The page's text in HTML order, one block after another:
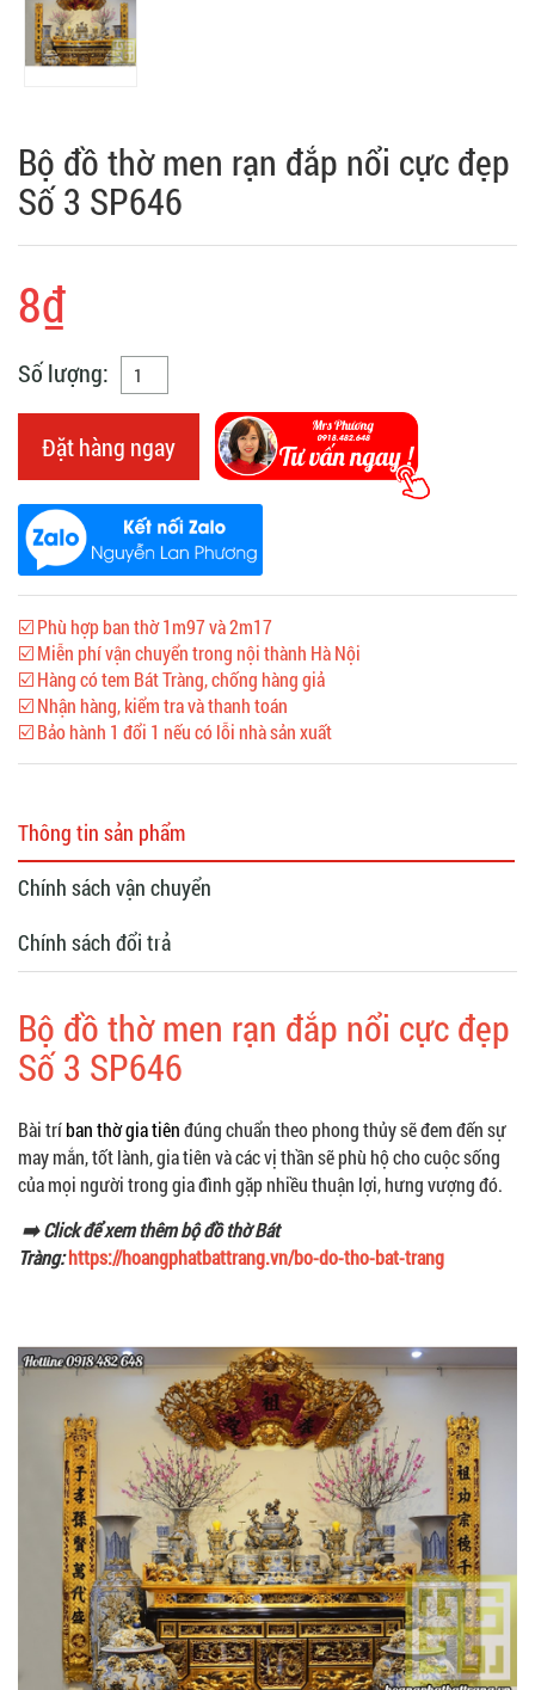
Bộ đồ thờ men rạn đắp nổi cực đẹp
Số 3 SP646
8₫
Số lượng:
Đặt hàng ngay
☑️ Phù hợp ban thờ 1m97 và 2m17
☑️ Miễn phí vận chuyển trong nội thành Hà Nội
☑️ Hàng có tem Bát Tràng, chống hàng giả
☑️ Nhận hàng, kiểm tra và thanh toán
☑️ Bảo hành 1 đổi 1 nếu có lỗi nhà sản xuất
Thông tin sản phẩm
Chính sách vận chuyển
Chính sách đổi trả
Bộ đồ thờ men rạn đắp nổi cực đẹp
Số 3 SP646
Bài tríban thờ gia tiênđúng chuẩn theo phong thủy sẽ đem đến sự
may mắn, tốt lành, gia tiên và các vị thần sẽ phù hộ cho cuộc sống
của mọi người trong gia đình gặp nhiều thuận lợi, hưng vượng đó.
➡️ Click để xem thêm bộ đồ thờ Bát
Tràng:https://hoangphatbattrang.vn/bo-do-tho-bat-trang